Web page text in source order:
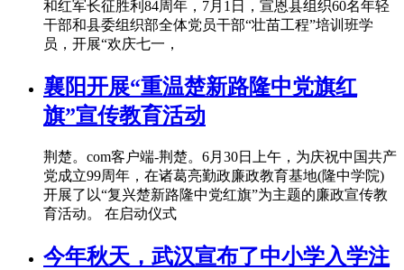
和红军长征胜利84周年，7月1日，宣恩县组织60名年轻
干部和县委组织部全体党员干部“壮苗工程”培训班学
员，开展“欢庆七一，
襄阳开展“重温楚新路隆中党旗红
旗”宣传教育活动
荆楚。com客户端-荆楚。6月30日上午，为庆祝中国共产
党成立99周年，在诸葛亮勤政廉政教育基地(隆中学院)
开展了以“复兴楚新路隆中党红旗”为主题的廉政宣传教
育活动。 在启动仪式
今年秋天，武汉宣布了中小学入学注